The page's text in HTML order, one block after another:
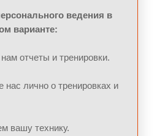
ведения в
варианте:
отчеты и тренировки.
нас лично о тренировках и
вашу технику.